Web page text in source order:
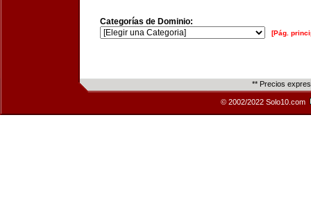
Categorías de Dominio:
[Pág.
** Precios
© 2002/2022 Solo10.com